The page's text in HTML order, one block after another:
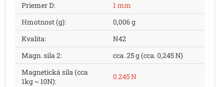
Priemer D:
1 mm
Hmotnost (g):
0,006 g
Kvalita:
N42
Magn. sila 2:
cca. 25 g (cca. 0,245 N)
Magnetická sila (cca
1kg ~ 10N):
0.245 N